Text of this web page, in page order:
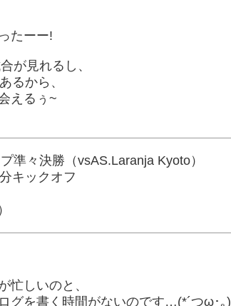
たーー!
が見れるし、
るから、
えるぅ~
準々決勝（vsAS.Laranja Kyoto）
キックオフ
忙しいのと、
グを書く時間がないのです…(*´つω･｡)